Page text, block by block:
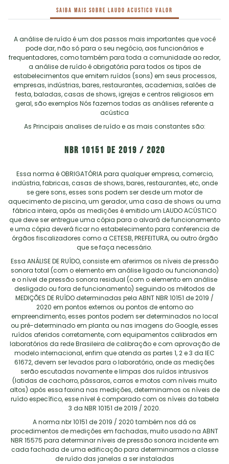
Saiba mais sobre LAUDO ACUSTICO VALOR
A análise de ruído é um dos passos mais importantes que você
pode dar, não só para o seu negócio, aos funcionários e
frequentadores, como também para toda a comunidade ao redor,
a análise de ruído é obrigatória para todos os tipos de
estabelecimentos que emitem ruídos (sons) em seus processos,
empresas, indústrias, bares, restaurantes, academias, salões de
festa, baladas, casas de shows, igrejas e centros religiosos em
geral, são exemplos Nós fazemos todas as análises referente a
acústica
As Principais analises de ruído e as mais constantes são:
NBR 10151 de 2019 / 2020
Essa norma é OBRIGATÓRIA para qualquer empresa, comercio,
indústria, fabricas, casas de shows, bares, restaurantes, etc, onde
se gere sons, esses sons podem ser desde um motor de
aquecimento de piscina, um gerador, uma casa de shows ou uma
fábrica inteira, após as medições é emitido um LAUDO ACÚSTICO
que deve ser entregue uma cópia para o alvará de funcionamento
e uma cópia deverá ficar no estabelecimento para conferencia de
órgãos fiscalizadores como a CETESB, PREFEITURA, ou outro órgão
que se faça necessário.
Essa ANÁLISE DE RUÍDO, consiste em aferirmos os níveis de pressão
sonora total (com o elemento em análise ligado ou funcionando)
e o nível de pressão sonora residual (com o elemento em análise
desligado ou fora de funcionamento) seguindo os métodos de
MEDIÇÕES DE RUÍDO determinadas pela ABNT NBR 10151 de 2019 /
2020 em pontos externos ou pontos de entorno ao
empreendimento, esses pontos podem ser determinados no local
ou pré-determinado em planta ou nas imagens do Google, esses
ruídos aferidos corretamente, com equipamentos calibrados em
laboratórios da rede Brasileira de calibração e com aprovação de
modelo internacional, enfim que atenda as partes 1, 2 e 3 da IEC
61672, devem ser levados para o laboratório, onde as medições
serão escutadas novamente e limpas dos ruídos intrusivos
(latidas de cachorro, pássaros, carros e motos com níveis muito
altos) após essa faxina nas medições, determinamos os níveis de
ruído específico, esse nível é comparado com os níveis da tabela
3 da NBR 10151 de 2019 / 2020.
A norma nbr 10151 de 2019 / 2020 também nos dá os
procedimentos de medições em fachadas, muito usado na ABNT
NBR 15575 para determinar níveis de pressão sonora incidente em
cada fachada de uma edificação para determinarmos a classe
de ruído das janelas a ser instaladas